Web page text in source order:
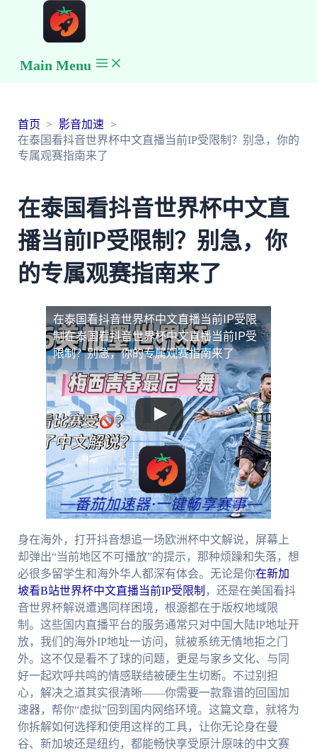
Main Menu
首页
影音加速
在泰国看抖音世界杯中文直播当前IP受限制？别急，你的
专属观赛指南来了
在泰国看抖音世界杯中文直
播当前IP受限制？别急，你
的专属观赛指南来了
在泰国看抖音世界杯中文直播当前IP受限
制在泰国看抖音世界杯中文直播当前IP受
限制？别急，你的专属观赛指南来了
身在海外，打开抖音想追一场欧洲杯中文解说，屏幕上
却弹出“当前地区不可播放”的提示，那种烦躁和失落，想
必很多留学生和海外华人都深有体会。无论是你在新加
坡看B站世界杯中文直播当前IP受限制 ，还是在美国看抖
音世界杯解说遭遇同样困境，根源都在于版权地域限
制。这些国内直播平台的服务通常只对中国大陆IP地址开
放，我们的海外IP地址一访问，就被系统无情地拒之门
外。这不仅是看不了球的问题，更是与家乡文化、与同
好一起欢呼共鸣的情感联结被硬生生切断。不过别担
心，解决之道其实很清晰——你需要一款靠谱的回国加
速器，帮你“虚拟”回到国内网络环境。这篇文章，就将为
你拆解如何选择和使用这样的工具，让你无论身在曼
谷、新加坡还是纽约，都能畅快享受原汁原味的中文赛